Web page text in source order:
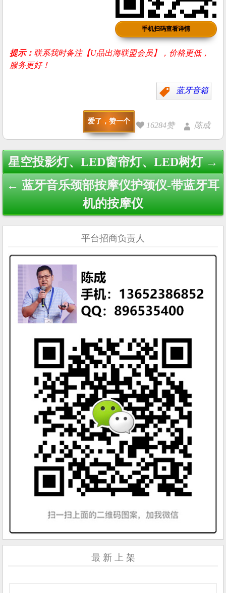
手机扫码查看详情
提示：联系我时备注【U品出海联盟会员】，价格更低，
服务更好！
蓝牙音箱
爱了，赞一个 16284赞 陈成
Post
navigation
星空投影灯、LED窗帘灯、LED树灯 →
← 蓝牙音乐颈部按摩仪护颈仪-带蓝牙耳
机的按摩仪
平台招商负责人
最 新 上 架